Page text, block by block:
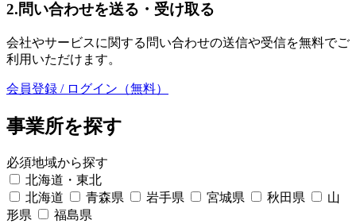
2.問い合わせを送る・受け取る
会社やサービスに関する問い合わせの送信や受信を無料でご
利用いただけます。
会員登録 / ログイン（無料）
事業所を探す
必須地域から探す
北海道・東北
北海道
青森県 岩手県 宮城県 秋田県
山
形県
福島県